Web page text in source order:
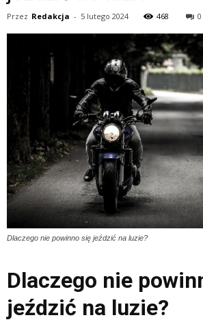
Przez Redakcja - 5 lutego 2024 468 0
Dlaczego nie powinno się jeździć na luzie?
Dlaczego nie
jeździć na luzie?